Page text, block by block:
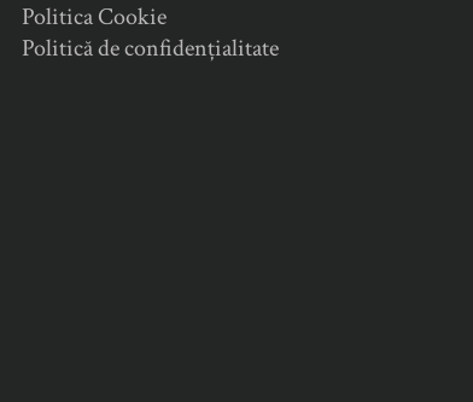
Politica Cookie
Politică de confidențialitate